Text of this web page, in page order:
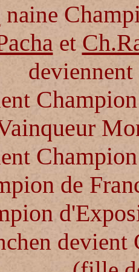
naine
et
deviennent
de
devient